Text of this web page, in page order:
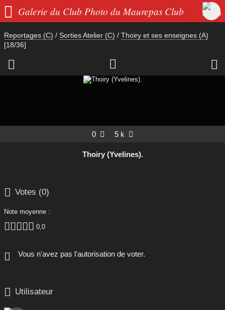
 Galerie du Club Photo du Maurepas Club
Reportages (C) / Sorties Atelier (C) / Thoiry et ses enseignes (A)
[18/36]
  
0  5 k 
Thoiry (Yvelines).
 Votes (0)
Note moyenne :
     0,0
Vous n'avez pas l'autorisation de voter.
 Utilisateur